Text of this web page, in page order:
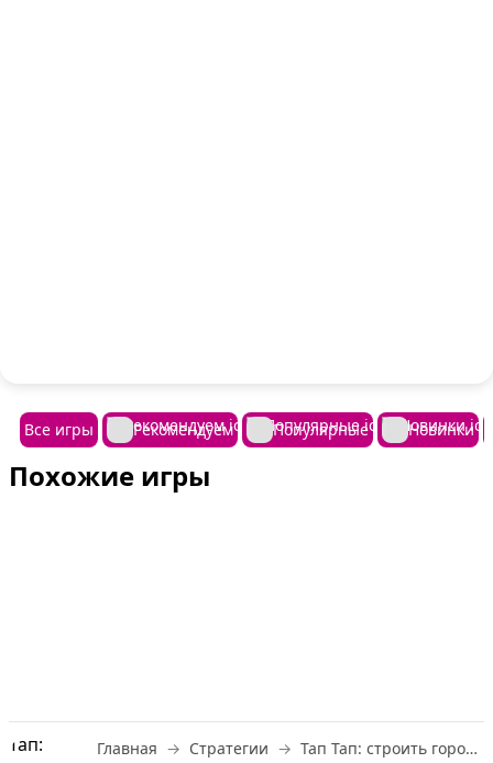
Все игры Рекомендуем Популярные Новинки
Похожие игры
Главная Стратегии Тап Тап: строить город на острове